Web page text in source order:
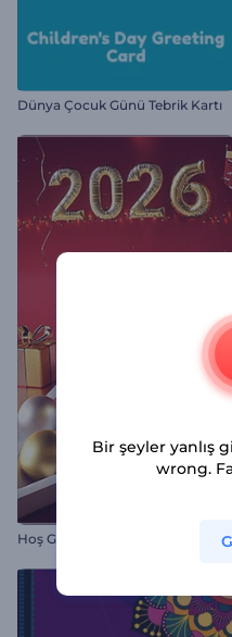
Dünya Çocuk Günü Tebrik Kartı
Hoş Geldin Yeni Yıl
Bir şeyler yanlış
wrong.